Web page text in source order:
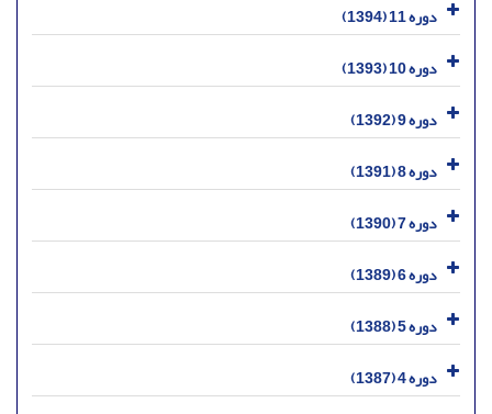
دوره 11 (1394)
دوره 10 (1393)
دوره 9 (1392)
دوره 8 (1391)
دوره 7 (1390)
دوره 6 (1389)
دوره 5 (1388)
دوره 4 (1387)